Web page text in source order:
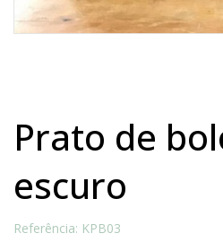
prato de bolo verde
escuro
Referência: KPB03